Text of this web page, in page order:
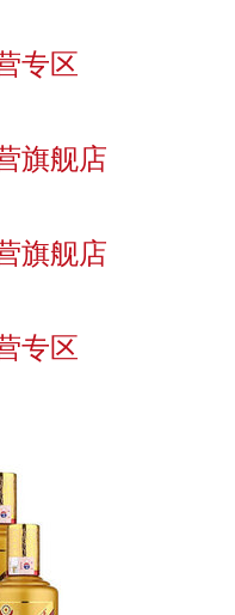
专区
旗舰店
旗舰店
专区